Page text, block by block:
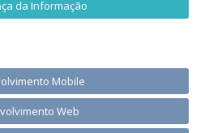
da Informação
Mobile
Web